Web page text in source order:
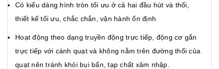
Có kiểu dáng hình tròn tối ưu ở cả hai đầu hút và thổi,
thiết kế tối ưu, chắc chắn, vận hành ổn định
Hoạt động theo dạng truyền động trực tiếp, động cơ gắn
trực tiếp với cánh quạt và không nằm trên đường thổi của
quạt nên tránh khỏi bụi bẩn, tạp chất xâm nhập.